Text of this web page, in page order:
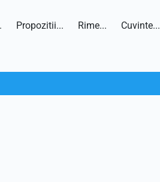
Propozitii... Rime... Cuvinte...